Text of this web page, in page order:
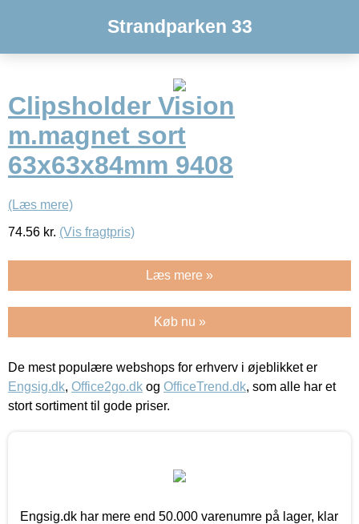
Strandparken 33
Clipsholder Vision
m.magnet sort
63x63x84mm 9408
(Læs mere)
74.56 kr. (Vis fragtpris)
Læs mere »
Køb nu »
De mest populære webshops for erhverv i øjeblikket er
Engsig.dk, Office2go.dk og OfficeTrend.dk, som alle har et
stort sortiment til gode priser.
Engsig.dk har mere end 50.000 varenumre på lager, klar